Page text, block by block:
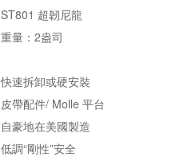
ST801 超韌尼龍
重量：2盎司
快速拆卸或硬安裝
皮帶配件/ Molle 平台
自豪地在美國製造
低調“剛性”安全